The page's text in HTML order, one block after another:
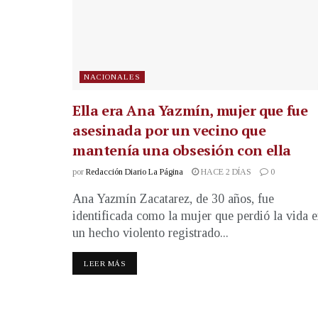
NACIONALES
Ella era Ana Yazmín, mujer que fue
asesinada por un vecino que
mantenía una obsesión con ella
por Redacción Diario La Página HACE 2 DÍAS 0
Ana Yazmín Zacatarez, de 30 años, fue
identificada como la mujer que perdió la vida
un hecho violento registrado...
LEER MÁS